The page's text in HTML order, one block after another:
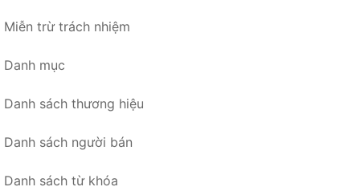
Miễn trừ trách nhiệm
Danh mục
Danh sách thương hiệu
Danh sách người bán
Danh sách từ khóa